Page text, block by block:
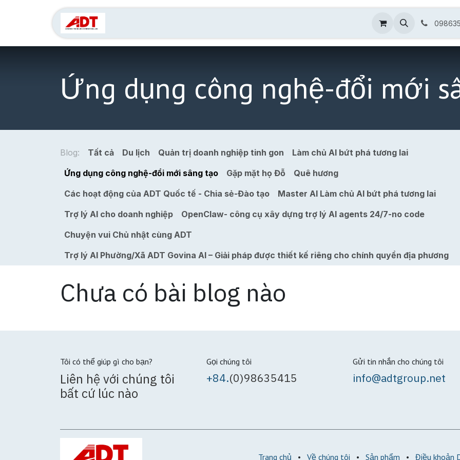
Bỏ qua để đến Nội dung
Giới thiệu
Ứng dụng công nghệ-đổi mới
Blog: Tất cả Du lịch Quản trị doanh nghiệp tinh gon
Làm chủ AI bứt phá tương lai
Ứng dụng công nghệ-đổi mới sâng tạo
Gặp mặt họ Đỗ
Quê hương
Các hoạt động của ADT Quốc tế - Chia sẻ-Đào tạo
Master AI Làm chủ AI bứt phá tương lai
Trợ lý AI cho doanh nghiệp
OpenClaw- công cụ xây dựng trợ lý AI agents 24/7-no code
Chuyện vui Chủ nhật cùng ADT
Trợ lý AI Phường/Xã ADT Govina AI – Giải pháp được thiết kế riêng cho chính quyền địa phương
Chưa có bài blog nào
Tôi có thể giúp gì cho bạn?
Liên hệ với chúng tôi
bất cứ lúc nào
Gọi chúng tôi
+84.(0)98635415
Gửi tin nhắn cho chúng tôi
info@adtgroup.net
Trang chủ • Về chúng tôi • Sản phẩm • Điều khoản